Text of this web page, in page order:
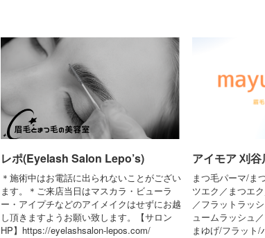
レポ(Eyelash Salon Lepo’s)
＊施術中はお電話に出られないことがござい
ます。＊ご来店当日はマスカラ・ビューラ
ー・アイプチなどのアイメイクはせずにお越
し頂きますようお願い致します。【サロン
HP】https://eyelashsalon-lepos.com/
アイモア 刈
まつ毛パーマ/ま
ツエク／まつエ
／フラットラッ
ュームラッシュ
まゆげ/フラット/